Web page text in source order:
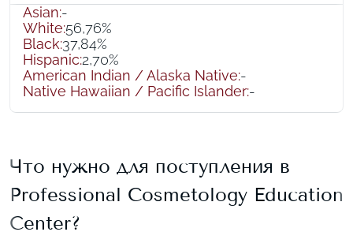
Asian:-
White:56,76%
Black:37,84%
Hispanic:2,70%
American Indian / Alaska Native:-
Native Hawaiian / Pacific Islander:-
Что нужно для поступления в
Professional Cosmetology Education
Center?